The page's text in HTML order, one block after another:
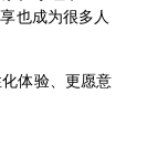
也成为很多人
体验、更愿意